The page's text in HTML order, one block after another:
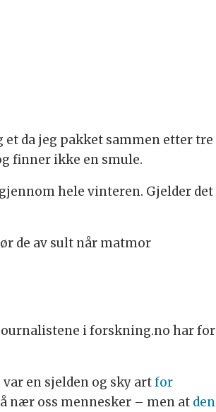
da jeg pakket sammen etter tre
finner ikke en smule.
hele vinteren. Gjelder det
de av sult når matmor
i forskning.no har for
var en sjelden og sky artfor
nær oss mennesker – men atden